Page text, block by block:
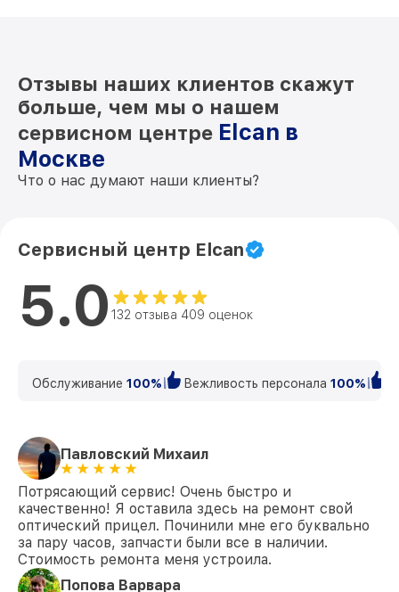
Отзывы наших клиентов скажут
больше, чем мы о нашем
сервисном центре Elcan в
Москве
Что о нас думают наши клиенты?
Сервисный центр Elcan
5.0 132 отзыва 409 оценок
Обслуживание 100% Вежливость персонала 100%
Павловский Михаил
Потрясающий сервис! Очень быстро и
качественно! Я оставила здесь на ремонт свой
оптический прицел. Починили мне его буквально
за пару часов, запчасти были все в наличии.
Стоимость ремонта меня устроила.
Попова Варвара